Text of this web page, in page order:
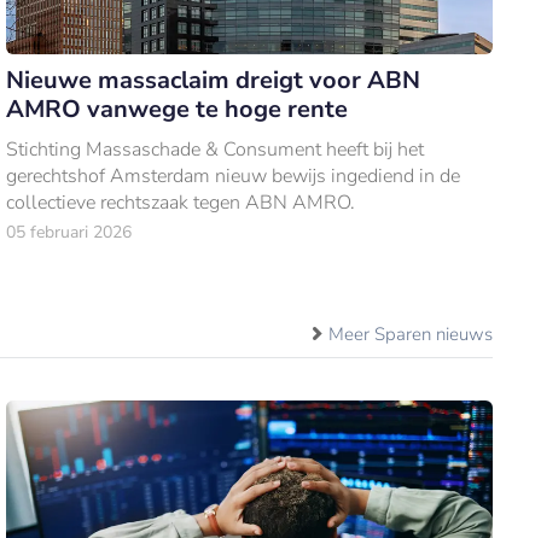
Nieuwe massaclaim dreigt voor ABN
AMRO vanwege te hoge rente
Stichting Massaschade & Consument heeft bij het
gerechtshof Amsterdam nieuw bewijs ingediend in de
collectieve rechtszaak tegen ABN AMRO.
05 februari 2026
Meer Sparen nieuws